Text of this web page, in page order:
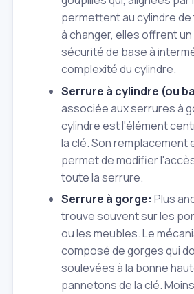
permettent au cylindre de
à changer, elles offrent un
sécurité de base à
complexité du cylindre.
Serrure à cylindre (ou
associée aux serrures à
cylindre est l'élément
la clé. Son
permet de modifier
toute la serrure.
Serrure à gorge: Plus
trouve souvent sur les
ou les meubles. Le
composé de gorges qui
soulevées à la bonne
pannetons de la clé.